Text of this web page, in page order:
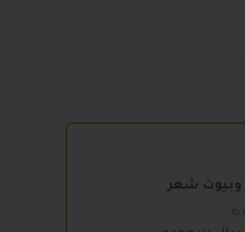
وبيوت شعر